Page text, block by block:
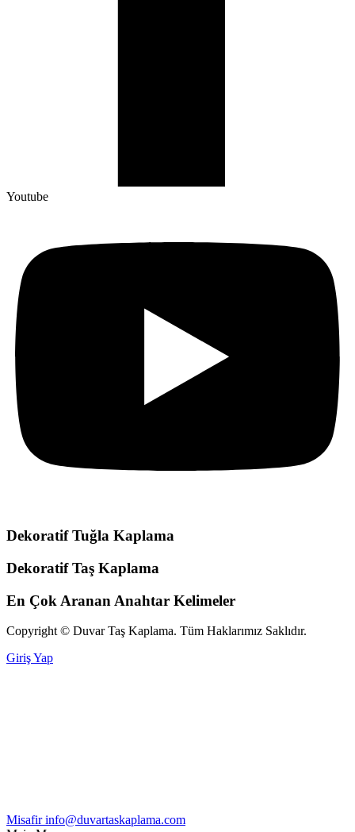
Youtube
Dekoratif Tuğla Kaplama
Dekoratif Taş Kaplama
En Çok Aranan Anahtar Kelimeler
Copyright © Duvar Taş Kaplama. Tüm Haklarımız Saklıdır.
Giriş Yap
Misafirinfo@duvartaskaplama.com